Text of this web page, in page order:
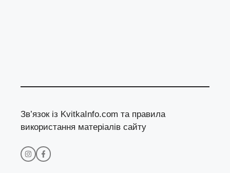
Зв’язок із KvitkaInfo.com та правила
використання матеріалів сайту